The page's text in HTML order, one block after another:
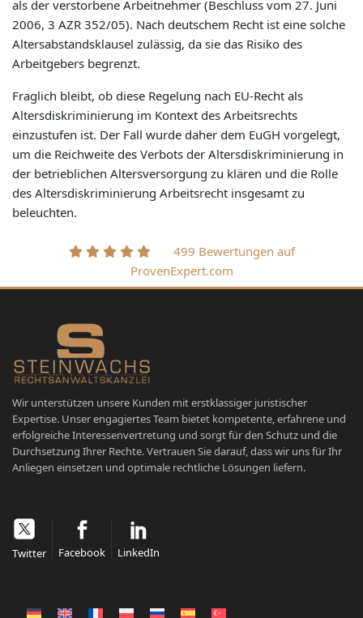
als der verstorbene Arbeitnehmer (Beschluss vom 27. Juni
2006, 3 AZR 352/05). Nach deutschem Recht ist eine solche
Altersabstandsklausel zulässig, da sie das Risiko des
Arbeitgebers begrenzt.
Fraglich bleibt, ob diese Regelung nach EU-Recht als
Altersdiskriminierung im Kontext des Arbeitsrechts
einzustufen ist. Der Fall wurde daher dem EuGH vorgelegt,
um die Reichweite des Verbots der Altersdiskriminierung in
der betrieblichen Altersversorgung zu klären und die Rolle
des Altersdiskriminierung Arbeitsrecht insgesamt zu
beleuchten.
499 Bewertungen auf
ProvenExpert.com
Wir unterstützen unsere Kunden mit erstklassiger juristischer
Expertise. Unser engagiertes Team bietet kompetente, erfahrene und
erfolgreiche Interessenvertretung und sorgt für den Schutz und die
Durchsetzung Ihrer Rechte. Vertrauen Sie darauf, dass wir uns für Ihr
Anliegen einsetzen und optimale rechtliche Lösungen liefern.
Twitter Facebook LinkedIn